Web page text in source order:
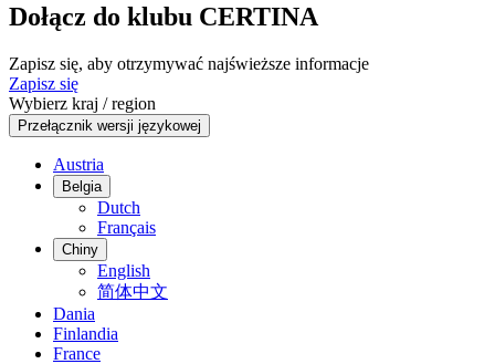
Dołącz do klubu CERTINA
Zapisz się, aby otrzymywać najświeższe informacje
Zapisz się
Wybierz kraj / region
Przełącznik wersji językowej
Austria
Belgia
Dutch
Français
Chiny
English
简体中文
Dania
Finlandia
France